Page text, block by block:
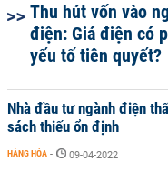
Thu hút vốn vào
điện: Giá điện có
yếu tố tiên quyết?
Nhà đầu tư ngành điện
sách thiếu ổn định
HÀNG HÓA - 09-04-2022